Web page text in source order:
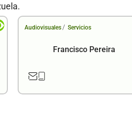
Audiovisuales / Servicios
Francisco Pereira